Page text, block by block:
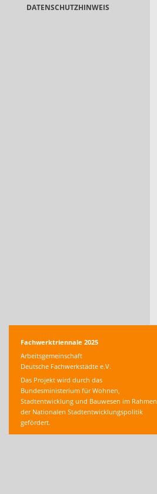
DATENSCHUTZHINWEIS
Fachwerktriennale 2025
Arbeitsgemeinschaft
Deutsche Fachwerkstädte e.V.
Das Projekt wird durch das
Bundesministerium für Wohnen,
Stadtentwicklung und Bauwesen im Rahmen
der Nationalen Stadtentwicklungspolitik
gefördert.